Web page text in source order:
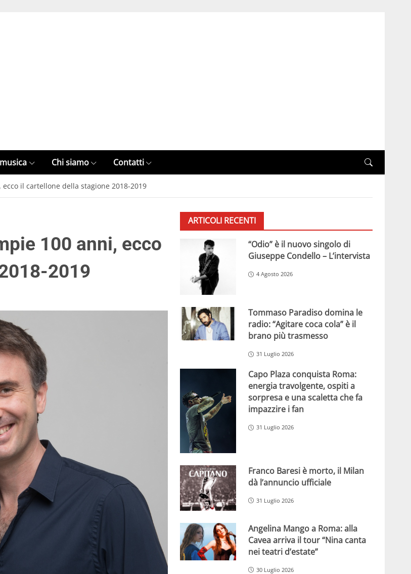
Chi siamo Contatti
il cartellone della stagione 2018-2019
100 anni, ecco
2019
ARTICOLI RECENTI
“Odio” è il nuovo singolo di
Giuseppe Condello – L’intervista
4 Agosto 2026
Tommaso Paradiso domina le
radio: “Agitare coca cola” è il
brano più trasmesso
31 Luglio 2026
Capo Plaza conquista Roma:
energia travolgente, ospiti a
sorpresa e una scaletta che fa
impazzire i fan
31 Luglio 2026
Franco Baresi è morto, il Milan
dà l’annuncio ufficiale
31 Luglio 2026
Angelina Mango a Roma: alla
Cavea arriva il tour “Nina canta
nei teatri d’estate”
30 Luglio 2026